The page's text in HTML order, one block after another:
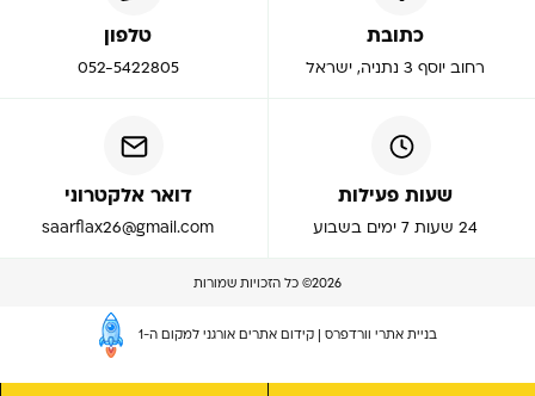
כתובת
רחוב יוסף 3 נתניה, ישראל
טלפון
052-5422805
שעות פעילות
24 שעות 7 ימים בשבוע
דואר אלקטרוני
saarflax26@gmail.com
2026© כל הזכויות שמורות
בניית אתרי וורדפרס |קידום אתרים אורגני למקום ה-1